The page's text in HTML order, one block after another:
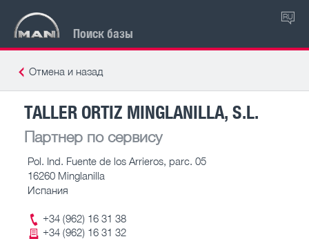
Поиск базы
RU
Отмена и назад
TALLER ORTIZ MINGLANILLA, S.L.
Партнер по сервису
Pol. Ind. Fuente de los Arrieros, parc. 05
16260 Minglanilla
Испания
+34 (962) 16 31 38
+34 (962) 16 31 32